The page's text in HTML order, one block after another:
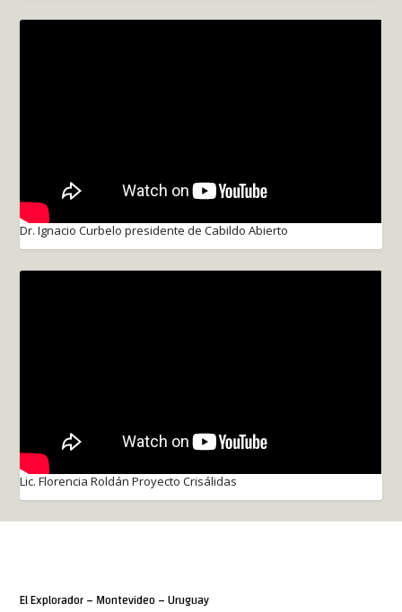
Dr. Ignacio Curbelo presidente de Cabildo Abierto
Lic. Florencia Roldán Proyecto Crisálidas
El Explorador – Montevideo – Uruguay